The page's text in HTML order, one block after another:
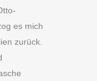
es mich
zurück.